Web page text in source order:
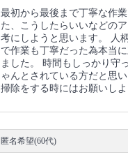
最初から最後まで丁寧な作
た、こうしたらいいなどの
考にしようと思います。 人
で作業も丁寧だった為本当
ました。 時間もしっかり守
ゃんとされている方だと思
掃除をする時にはお願いし
匿名希望(60代)